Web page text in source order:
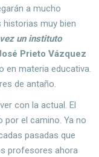
a mucho
historias muy bien
un instituto
Prieto Vázquez
en materia educativa.
de antaño.
con la actual. El
por el camino. Ya no
pasadas que
profesores ahora